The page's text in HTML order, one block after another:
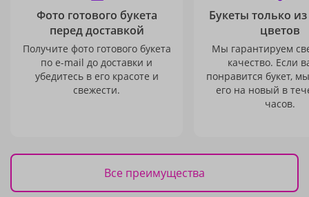
Фото готового букета
перед доставкой
Получите фото готового букета
по e-mail до доставки и
убедитесь в его красоте и
свежести.
Букеты только
цветов
Мы гарантируем
качество. Если
понравится букет,
его на новый в
часов.
Все преимущества